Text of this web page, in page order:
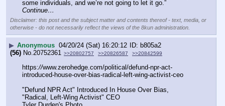
Continue…
Disclaimer: this post and the subject matter and contents thereof - text, media, or
otherwise - do not necessarily reflect the views of the 8kun administration.
▶ Anonymous 04/20/24 (Sat) 16:20:12
b805a2
(56) No. 20752361 >>20802757 >>20826587 >>20842599
https://www.zerohedge.com/political/defund-npr-act-
introduced-house-over-bias-radical-left-wing-activist-ceo
"Defund NPR Act" Introduced In House Over Bias,
"Radical, Left-Wing Activist" CEO